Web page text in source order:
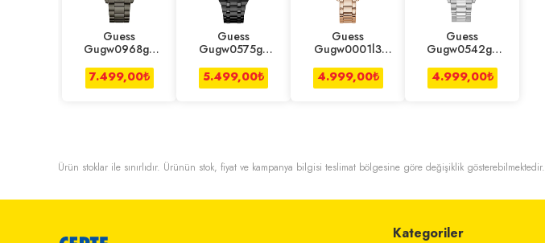
Guess
Gugw0968g3
7.499,00₺
Guess
Gugw0575g3
5.499,00₺
Guess
Gugw0001l3
4.999,00₺
Guess
Gugw0542g1
4.999,00₺
Ürün stoklar ile sınırlıdır. Ürünün stok, fiyat ve kampanya bilgisi teslimat bölgesine göre değişiklik gösterebilmektedir.
Kategoriler